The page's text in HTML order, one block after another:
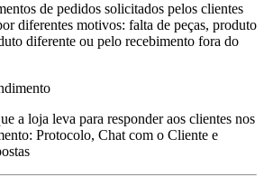
de pedidos solicitados pelos clientes
diferentes motivos: falta de peças, produto
diferente ou pelo recebimento fora do
a loja leva para responder aos clientes nos
Protocolo, Chat com o Cliente e